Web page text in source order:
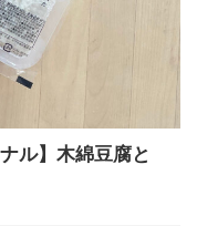
ル】木綿豆腐と